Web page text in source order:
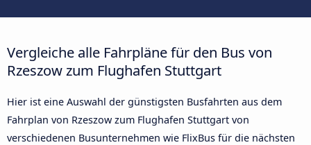
Vergleiche alle Fahrpläne für den Bus von
Rzeszow zum Flughafen Stuttgart
Hier ist eine Auswahl der günstigsten Busfahrten aus dem
Fahrplan von Rzeszow zum Flughafen Stuttgart von
verschiedenen Busunternehmen wie FlixBus für die nächsten